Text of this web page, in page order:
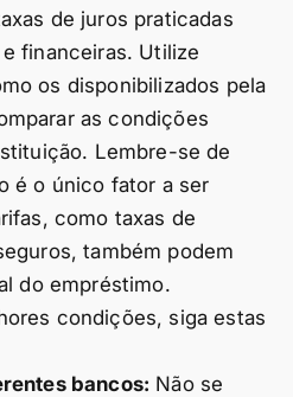
de juros praticadas
financeiras. Utilize
os disponibilizados pela
as condições
Lembre-se de
é o único fator a ser
como taxas de
também podem
do empréstimo.
condições, siga estas
bancos: Não se